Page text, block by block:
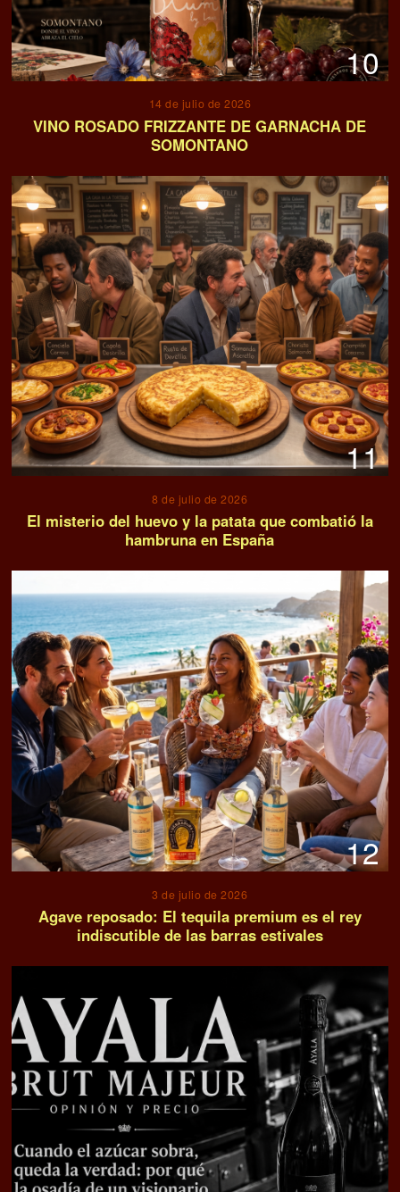
10
14 de julio de 2026
VINO ROSADO FRIZZANTE DE GARNACHA DE
SOMONTANO
11
8 de julio de 2026
El misterio del huevo y la patata que combatió la
hambruna en España
12
3 de julio de 2026
Agave reposado: El tequila premium es el rey
indiscutible de las barras estivales